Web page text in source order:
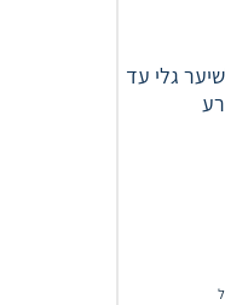
גלי עד